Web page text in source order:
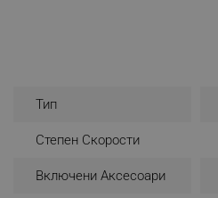
Тип
Степен Скорости
Включени Аксесоари